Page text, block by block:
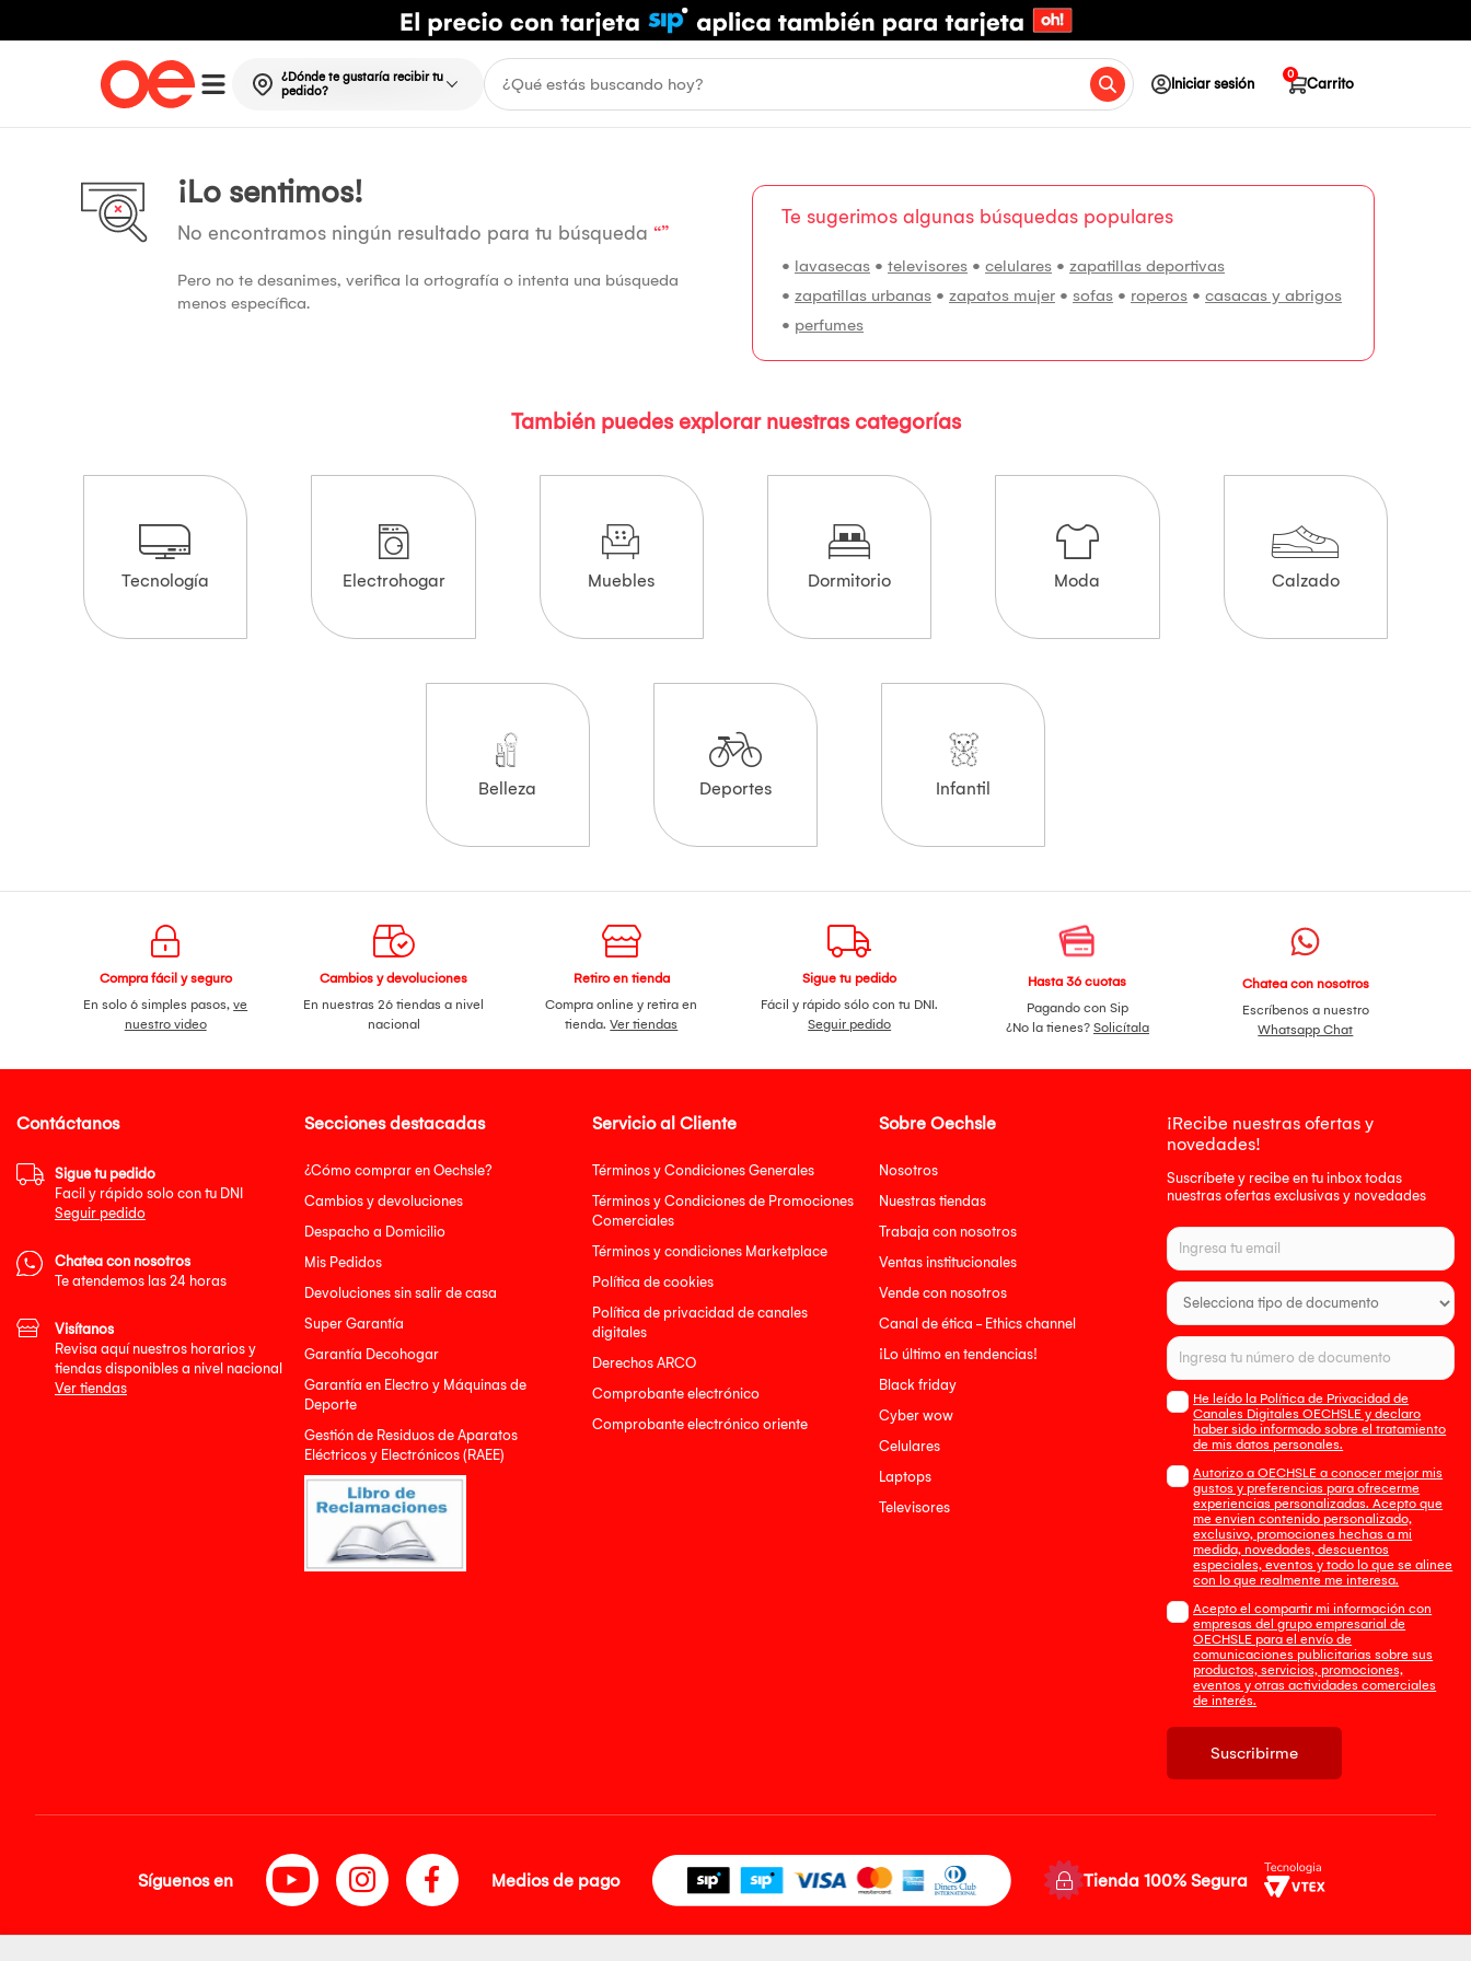
¿Dónde te gustaría recibir tu
pedido?
Iniciar sesión Carrito
0
¡Lo sentimos!
No encontramos ningún resultado para tu búsqueda “”
Pero no te desanimes, verifica la ortografía o intenta una búsqueda
menos específica.
Te sugerimos algunas búsquedas populares
• lavasecas • televisores • celulares • zapatillas deportivas
• zapatillas urbanas • zapatos mujer • sofas • roperos • casacas y abrigos
• perfumes
También puedes explorar nuestras categorías
Tecnología Electrohogar Muebles Dormitorio Moda Calzado
Belleza Deportes Infantil
Compra fácil y seguro
En solo 6 simples pasos,ve
nuestro video
Cambios y devoluciones
En nuestras 26 tiendas a nivel
nacional
Retiro en tienda
Compra online y retira en
tienda.Ver tiendas
Sigue tu pedido
Fácil y rápido sólo con tu DNI.
Seguir pedido
Hasta 36 cuotas
Pagando con Sip
¿No la tienes? Solicítala
Chatea con nosotros
Escríbenos a nuestro
Whatsapp Chat
Secciones destacadas
¿Cómo comprar en Oechsle?
Cambios y devoluciones
Despacho a Domicilio
Mis Pedidos
Devoluciones sin salir de casa
Super Garantía
Garantía Decohogar
Garantía en Electro y Máquinas de
Deporte
Gestión de Residuos de Aparatos
Eléctricos y Electrónicos (RAEE)
Servicio al Cliente
Términos y Condiciones Generales
Términos y Condiciones de Promociones
Comerciales
Términos y condiciones Marketplace
Política de cookies
Política de privacidad de canales
digitales
Derechos ARCO
Comprobante electrónico
Comprobante electrónico oriente
Sobre Oechsle
Nosotros
Nuestras tiendas
Trabaja con nosotros
Ventas institucionales
Vende con nosotros
Canal de ética - Ethics channel
¡Lo último en tendencias!
Black friday
Cyber wow
Celulares
Laptops
Televisores
¡Recibe nuestras ofertas y
novedades!
Suscríbete y recibe en tu inbox todas
nuestras ofertas exclusivas y novedades
He leído la Política de Privacidad de
Canales Digitales OECHSLE y declaro
haber sido informado sobre el tratamiento
de mis datos personales.
Autorizo a OECHSLE a conocer mejor mis
gustos y preferencias para ofrecerme
experiencias personalizadas. Acepto que
me envien contenido personalizado,
exclusivo, promociones hechas a mi
medida, novedades, descuentos
especiales, eventos y todo lo que se alinee
con lo que realmente me interesa.
Acepto el compartir mi información con
empresas del grupo empresarial de
OECHSLE para el envío de
comunicaciones publicitarias sobre sus
productos, servicios, promociones,
eventos y otras actividades comerciales
de interés.
Suscribirme
Contáctanos
Sigue tu pedido
Facil y rápido solo con tu DNI
Seguir pedido
Chatea con nosotros
Te atendemos las 24 horas
Visítanos
Revisa aquí nuestros horarios y
tiendas disponibles a nivel nacional
Ver tiendas
Síguenos en Medios de pago Tienda 100% Segura